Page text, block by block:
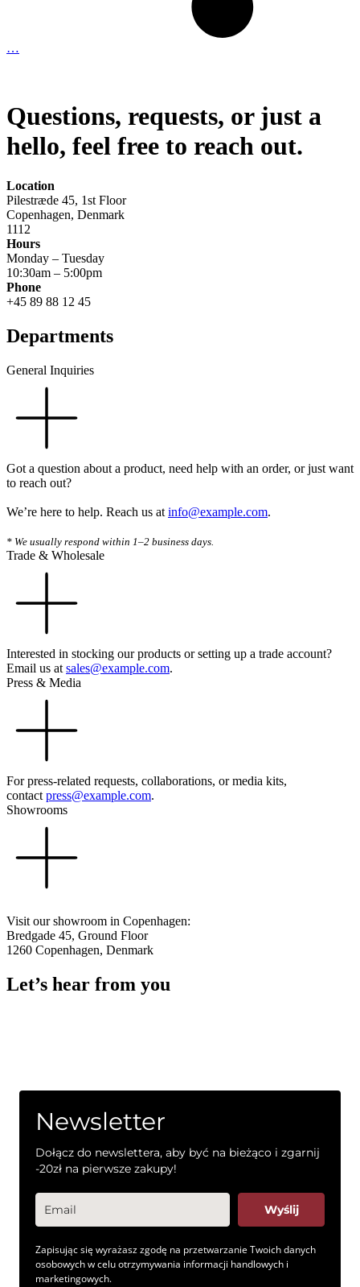
…
Questions, requests, or just a
hello, feel free to reach out.
Location
Pilestræde 45, 1st Floor
Copenhagen, Denmark
1112
Hours
Monday – Tuesday
10:30am – 5:00pm
Phone
+45 89 88 12 45
Departments​
General Inquiries
Got a question about a product, need help with an order, or just want
to reach out?
We’re here to help. Reach us at info@example.com.
* We usually respond within 1–2 business days.
Trade & Wholesale
Interested in stocking our products or setting up a trade account?
Email us at sales@example.com.
Press & Media
For press-related requests, collaborations, or media kits,
contact press@example.com.
Showrooms
Visit our showroom in Copenhagen:
Bredgade 45, Ground Floor
1260 Copenhagen, Denmark
Let’s hear from you
Newsletter
Dołącz do newslettera, aby być na bieżąco i zgarnij
-20zł na pierwsze zakupy!
Wyślij
Zapisując się wyrażasz zgodę na przetwarzanie Twoich danych
osobowych w celu otrzymywania informacji handlowych i
marketingowych.